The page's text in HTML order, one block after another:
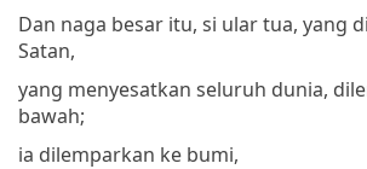
Dan naga besar itu, si ular tua, yang
Satan,
yang menyesatkan seluruh dunia,
bawah;
ia dilemparkan ke bumi,